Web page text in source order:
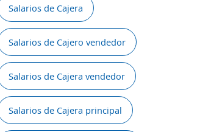
Salarios de Cajera
Salarios de Cajero vendedor
Salarios de Cajera vendedor
Salarios de Cajera principal